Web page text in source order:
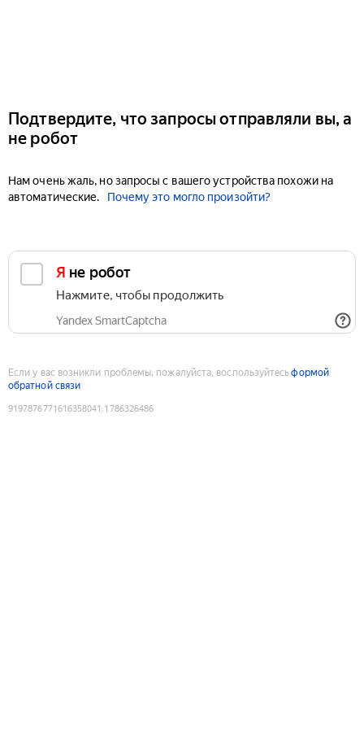
Подтвердите, что запросы отправляли вы, а
не робот
Нам очень жаль, но запросы с вашего устройства похожи на
автоматические.
Почему это могло произойти?
Я не робот
Нажмите, чтобы продолжить
Yandex SmartCaptcha
Если у вас возникли проблемы, пожалуйста, воспользуйтесьформой
обратной связи
9197876771616358041 :1786326486